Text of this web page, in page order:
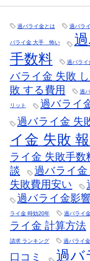
過バライ金とは 過バラ
バライ金 大手 怖い
手数料
過バライ
バライ金 失敗
敗 する費用
過
リット
過バライ
過バライ金 失
イ金 失敗
ライ金 失敗手数
談
過バライ金
失敗費用安い
過バライ金影響
ライ金 時効20年 過バライ
ライ金 計算方法
請求 ランキング 過バライ
口コミ
過バ